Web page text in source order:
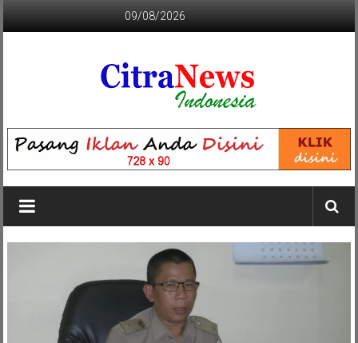
09/08/2026
CITRANEWS
INDONESIA
BERANI
DAN
KRISTIS